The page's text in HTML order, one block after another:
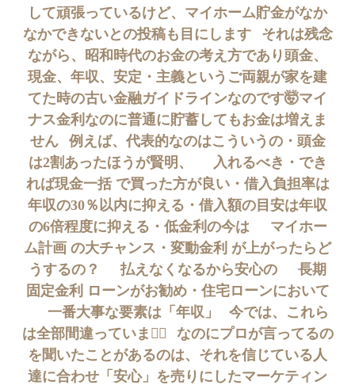
して頑張っているけど、マイホーム貯金がなか
なかできないとの投稿も目にします⠀それは残念
ながら、昭和時代のお金の考え方であり頭金、
現金、年収、安定・主義という ご両親が家を建
てた時の古い 金融ガイドラインなのです🤯マイ
ナス金利なのに普通に貯蓄してもお金は増えま
せん⠀例えば、 代表的なのはこういうの・頭金
は2割あったほうが賢明、⠀⠀入れるべき・でき
れば現金一括 で買った方が良い・借入負担率は
年収の30％以内に抑える・借入額の目安は年収
の6倍程度に抑える・低金利の今は⠀⠀マイホー
ム計画 の大チャンス・変動金利 が上がったらど
うするの？⠀⠀払えなくなるから安心の⠀⠀長期
固定金利 ローンがお勧め・住宅ローンにおいて
⠀⠀一番大事な要素は「年収」⠀今では、これら
は全部間違っています🏻⠀なのにプロが言ってるの
を聞いたことがあるのは、それを信じている人
達に合わせ「安心」を売りにした マーケティン